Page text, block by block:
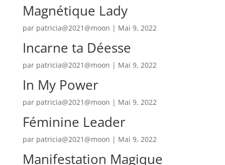
Magnétique Lady
par patricia@2021@moon | Mai 9, 2022
Incarne ta Déesse
par patricia@2021@moon | Mai 9, 2022
In My Power
par patricia@2021@moon | Mai 9, 2022
Féminine Leader
par patricia@2021@moon | Mai 9, 2022
Manifestation Magique